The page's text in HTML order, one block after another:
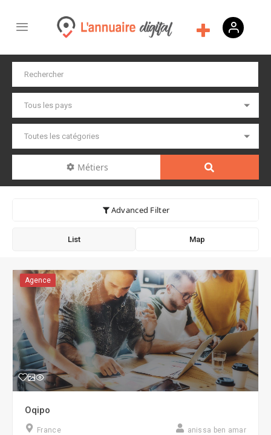
Métiers
Advanced Filter
List Map
Agence
Oqipo
France anissa ben amar